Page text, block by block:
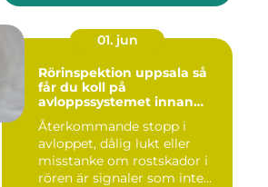
01. jun
Rörinspektion uppsala så
får du koll på
avloppssystemet innan
problemen växer
Återkommande stopp i
avloppet, dålig lukt eller
misstanke om rostskador i
rören är signaler som inte...